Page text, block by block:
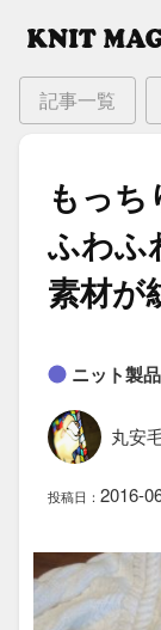
記事一覧
もっち
ふわふ
素材が​
ニット製品
丸安
投稿日： 2016-